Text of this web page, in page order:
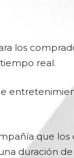
los
real.
que
duración